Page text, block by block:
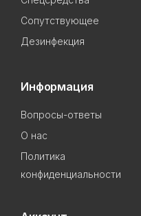
Сопутствующее
Дезинфекция
Информация
Вопросы-ответы
О нас
Политика
конфиденциальности